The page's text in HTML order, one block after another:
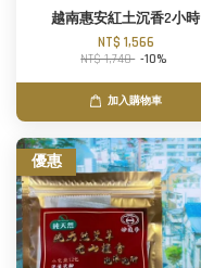
越南惠安紅土沉香2小時
NT$ 1,566
NT$ 1,740 -10%
加入購物車
優惠